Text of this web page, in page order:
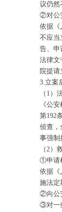
议仍然
②对公
依据《
不应当
告、申
法律文
院提请
3.立案
（1）
《公
第192
侦查，
事强制
（2）
①申请
依据《
施法定
②向公
③对一